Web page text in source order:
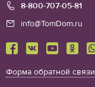
8-800-707-05-81
info@TomDom.ru
Форма обратной связи